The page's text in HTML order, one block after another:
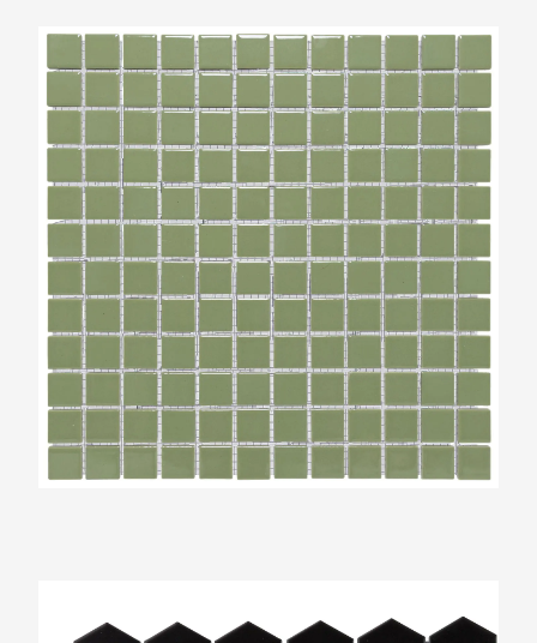
The Mosaic Factory Barcelona Olijf Groen
Glans Vierkant 23x23mm
51x59mm